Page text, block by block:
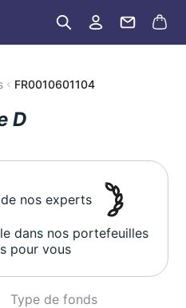
FR0010601104
D
de nos experts
dans nos portefeuilles
pour vous
Type de fonds